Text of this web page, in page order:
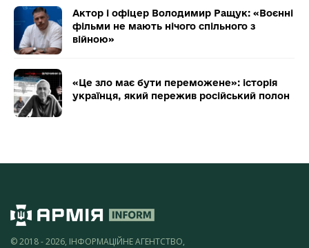
Актор і офіцер Володимир Ращук: «Воєнні
фільми не мають нічого спільного з
війною»
«Це зло має бути переможене»: історія
українця, який пережив російський полон
© 2018 - 2026, ІНФОРМАЦІЙНЕ АГЕНТСТВО,